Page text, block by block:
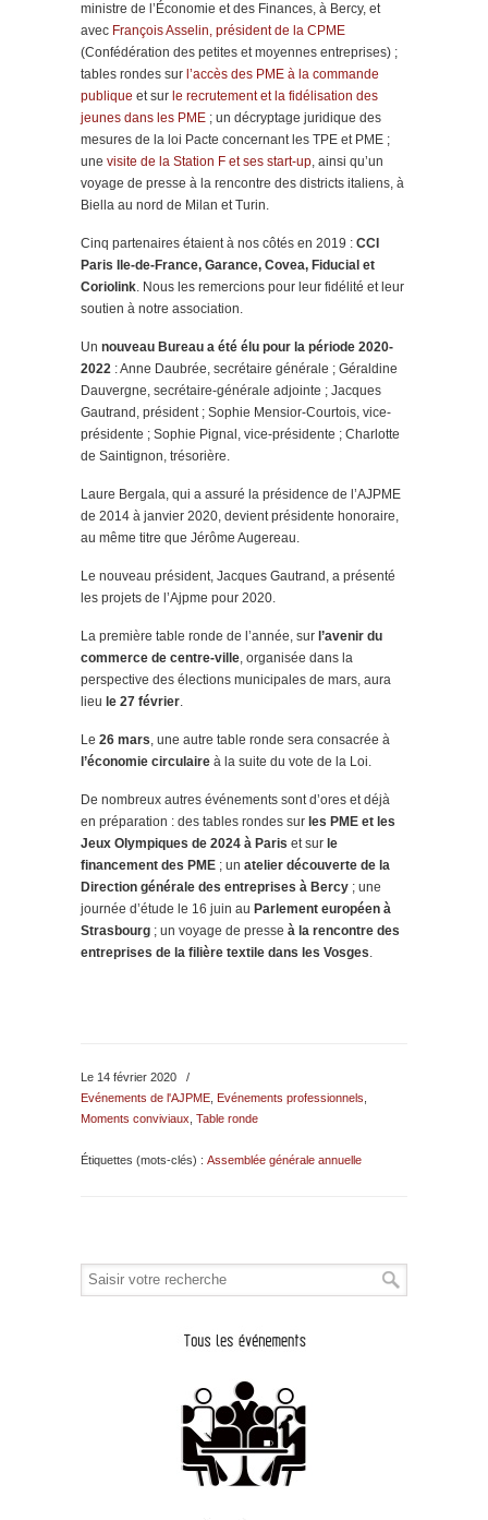
ministre de l’Économie et des Finances, à Bercy, et
avec François Asselin, président de la CPME
(Confédération des petites et moyennes entreprises) ;
tables rondes sur l’accès des PME à la commande
publique et sur le recrutement et la fidélisation des
jeunes dans les PME ; un décryptage juridique des
mesures de la loi Pacte concernant les TPE et PME ;
une visite de la Station F et ses start-up, ainsi qu’un
voyage de presse à la rencontre des districts italiens, à
Biella au nord de Milan et Turin.
Cinq partenaires étaient à nos côtés en 2019 : CCI
Paris Ile-de-France, Garance, Covea, Fiducial et
Coriolink. Nous les remercions pour leur fidélité et leur
soutien à notre association.
Un nouveau Bureau a été élu pour la période 2020-
2022 : Anne Daubrée, secrétaire générale ; Géraldine
Dauvergne, secrétaire-générale adjointe ; Jacques
Gautrand, président ; Sophie Mensior-Courtois, vice-
présidente ; Sophie Pignal, vice-présidente ; Charlotte
de Saintignon, trésorière.
Laure Bergala, qui a assuré la présidence de l’AJPME
de 2014 à janvier 2020, devient présidente honoraire,
au même titre que Jérôme Augereau.
Le nouveau président, Jacques Gautrand, a présenté
les projets de l’Ajpme pour 2020.
La première table ronde de l’année, sur l’avenir du
commerce de centre-ville, organisée dans la
perspective des élections municipales de mars, aura
lieu le 27 février.
Le 26 mars, une autre table ronde sera consacrée à
l’économie circulaire à la suite du vote de la Loi.
De nombreux autres événements sont d’ores et déjà
en préparation : des tables rondes sur les PME et les
Jeux Olympiques de 2024 à Paris et sur le
financement des PME ; un atelier découverte de la
Direction générale des entreprises à Bercy ; une
journée d’étude le 16 juin au Parlement européen à
Strasbourg ; un voyage de presse à la rencontre des
entreprises de la filière textile dans les Vosges.
Le 14 février 2020
/
Evénements de l'AJPME Evénements professionnels
Moments conviviaux Table ronde
Étiquettes (mots-clés) : Assemblée générale annuelle